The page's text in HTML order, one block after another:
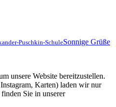
Puschkin-SchuleSonnige Grüße
unsere Website bereitzustellen.
Karten) laden wir nur
Sie in unserer